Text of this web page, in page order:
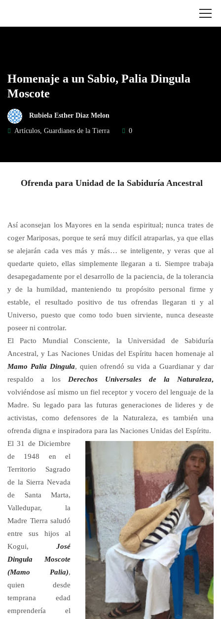
Homenaje a un Sabio, Palia Dingula
Moscote
Rubiela Esther Diaz Melon
Artículos Guardianes de la Tierra 0
Ofrenda para Unidad de la Sabiduría Ancestral
Así aconsejan los Mayores en la senda espiritual; nunca trates de
coger Mariposas, porque te será muy difícil atraparlas, ya que ellas
se alejarán cada ves más y más… se inteligente, y veras que al
quedarte quieto, ellas simplemente llegaran a ti. Siempre trabaja
desapegadamente por el desarrollo de la paciencia, de la tolerancia
y de la humildad, manteniendo tu propósito personal firme y
estable, el resultado positivo de tus ofrendas llegaran ti y al
Universo, puesto que como todo buen sirviente, nunca deseaste
poseer ni controlar.
El Pacto Mundial Consciente, la Universidad de Sabiduría
Ancestral, y Las Naciones Unidas del Espíritu hacen homenaje al
Mamo Palia Dingula, quien ofrendó su vida a Guardianar y dar
respaldo a los Derechos Universales de la Naturaleza,
volviéndose así mismo un fiel receptor y vocero del lenguaje de la
Madre. Su legado para las futuras generaciones de lideres y de
activistas, como defensores de la Naturaleza, es también una
ofrenda digna e inspiradora para las Naciones Unidas del Espíritu.
El 31 de Diciembre
de 1948 en el
Territorio Sagrado
de la Sierra Nevada
de Santa Marta,
Valledupar, la
Madre Tierra saludó
entre sus hijos al
Kogui, José
Dingula Moscote
(Mamo Palia),
quien desde
temprana edad
emprendería el